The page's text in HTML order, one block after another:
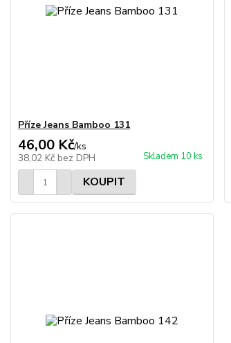
Příze Jeans Bamboo 131
46,00 Kč/ks
38,02 Kč bez DPH Skladem 10 ks
KOUPIT